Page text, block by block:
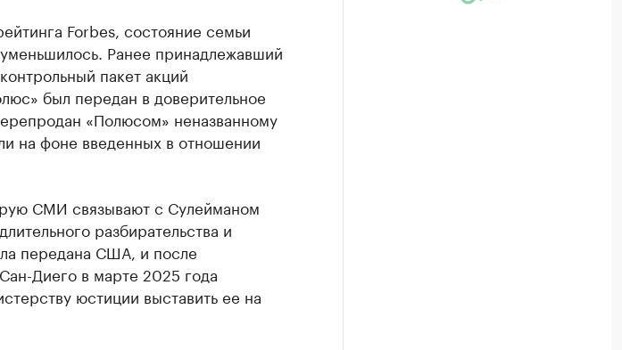
Forbes, состояние семьи
Ранее принадлежавший
пакет акций
был передан в доверительное
«Полюсом» неназванному
на фоне введенных в отношении
СМИ связывают с Сулейманом
разбирательства и
передана США, и после
Диего в марте 2025 года
юстиции выставить ее на